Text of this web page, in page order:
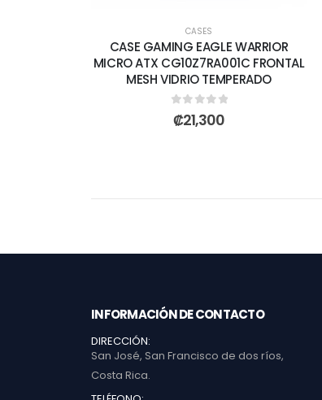
CASES
CASE GAMING EAGLE WARRIOR
MICRO ATX CG10Z7RA001C FRONTAL
MESH VIDRIO TEMPERADO
0out of 5
₡21,300
INFORMACIÓN DE CONTACTO
DIRECCIÓN:
San José, San Francisco de dos ríos,
Costa Rica.